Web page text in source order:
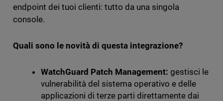
endpoint dei tuoi clienti: tutto da una singola
console.
Quali sono le novità di questa integrazione?
WatchGuard Patch Management: gestisci le
vulnerabilità del sistema operativo e delle
applicazioni di terze parti direttamente dai